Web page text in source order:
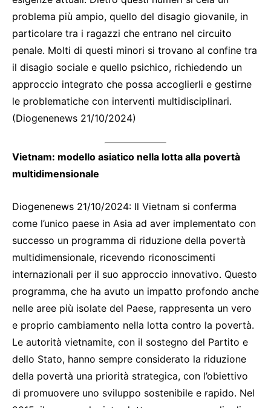
problema più ampio, quello del disagio giovanile, in
particolare tra i ragazzi che entrano nel circuito
penale. Molti di questi minori si trovano al confine tra
il disagio sociale e quello psichico, richiedendo un
approccio integrato che possa accoglierli e gestirne
le problematiche con interventi multidisciplinari.
(Diogenenews 21/10/2024)
Vietnam: modello asiatico nella lotta alla povertà
multidimensionale
Diogenenews 21/10/2024: Il Vietnam si conferma
come l’unico paese in Asia ad aver implementato con
successo un programma di riduzione della povertà
multidimensionale, ricevendo riconoscimenti
internazionali per il suo approccio innovativo. Questo
programma, che ha avuto un impatto profondo anche
nelle aree più isolate del Paese, rappresenta un vero
e proprio cambiamento nella lotta contro la povertà.
Le autorità vietnamite, con il sostegno del Partito e
dello Stato, hanno sempre considerato la riduzione
della povertà una priorità strategica, con l’obiettivo
di promuovere uno sviluppo sostenibile e rapido. Nel